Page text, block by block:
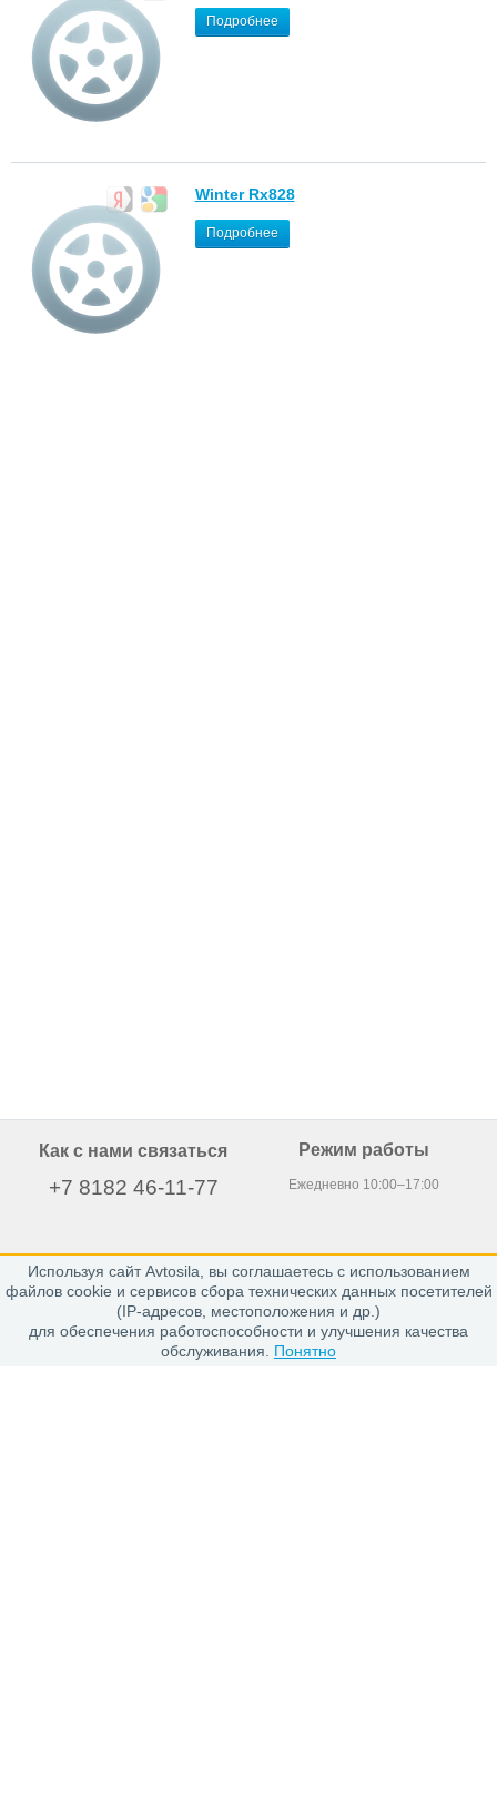
Используя сайт Avtosila, вы соглашаетесь с использованием
файлов cookie и сервисов сбора технических данных посетителей
(IP-адресов, местоположения и др.)
для обеспечения работоспособности и улучшения качества
обслуживания. Понятно
Подробнее
Winter Rx828
Подробнее
Как с нами связаться
+7 8182 46-11-77
163020, г. Архангельск,
пр. Никольский 15, офис 212
Режим работы
Ежедневно 10:00–17:00
Каталог